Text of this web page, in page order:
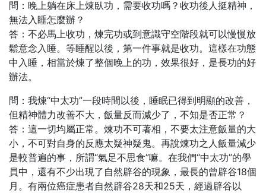
問：晚上躺在床上煉臥功，需要收功嗎？收功後人挺精神，
無法入睡怎麼辦？
答：不必馬上收功，煉完功或到意識守空階段就可以慢慢放
鬆意念入睡。等睡醒以後，第一件事就是收功。這樣在功態
中入睡，相當於煉了整個晚上的功，效果很好，是長功的好
辦法。
問：我煉“中太功”一段時間以後，睡眠已得到明顯的改善，
但精神體力改善不大，飯量反而減少了，不知是否正常？
答：這一切均屬正常。煉功不可著相，不要太注意飯量的大
小，不可對自身的反應太疑神疑鬼。再說煉功之人飯量減少
是較普遍的事，所謂“氣足不思食”嘛。在我們“中太功”的學
員中，還有不少出現了自然辟谷的現象，最長的曾辟谷18個
月。有兩位癌症患者自然辟谷28天和25天，經過辟谷以